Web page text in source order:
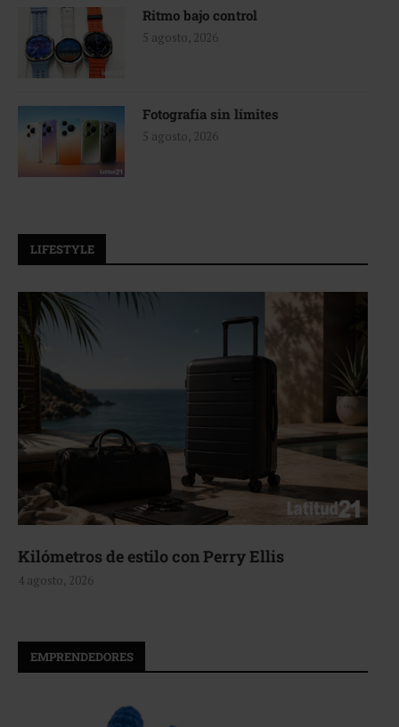
Ritmo bajo control
5 agosto, 2026
Fotografía sin límites
5 agosto, 2026
LIFESTYLE
Aerie, texturas que fluyen
EMPRENDEDORES